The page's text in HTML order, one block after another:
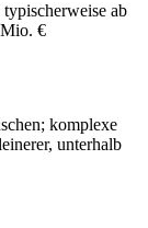
ab
€
komplexe
unterhalb